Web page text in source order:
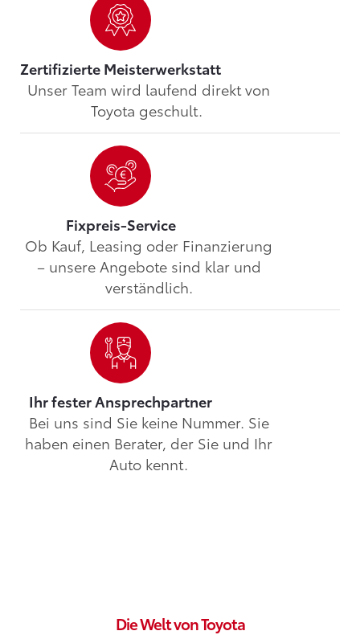
Zertifizierte Meisterwerkstatt
Unser Team wird laufend direkt von
Toyota geschult.
Fixpreis-Service
Ob Kauf, Leasing oder Finanzierung
– unsere Angebote sind klar und
verständlich.
Ihr fester Ansprechpartner
Bei uns sind Sie keine Nummer. Sie
haben einen Berater, der Sie und Ihr
Auto kennt.
Die Welt von Toyota